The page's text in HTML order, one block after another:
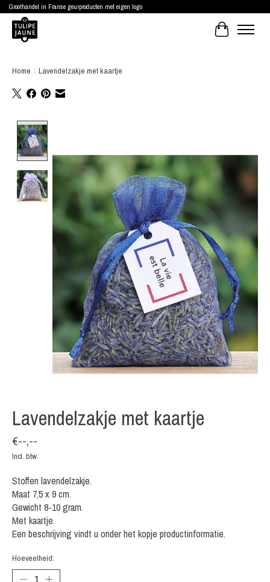
Groothandel in Franse geurproducten met eigen logo
Winkelwagen
Home / Lavendelzakje met kaartje
Lavendelzakje met kaartje
€--,--
Incl. btw
Stoffen lavendelzakje.
Maat 7,5 x 9 cm.
Gewicht 8-10 gram.
Met kaartje.
Een beschrijving vindt u onder het kopje productinformatie.
Hoeveelheid: